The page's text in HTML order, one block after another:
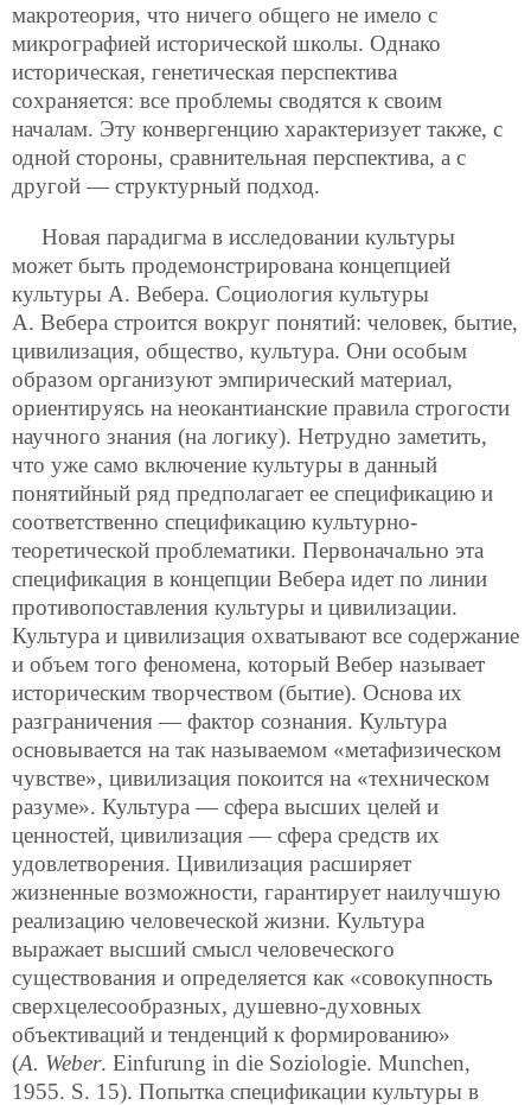
макротеория, что ничего общего не имело с
микрографией исторической школы. Однако
историческая, генетическая перспектива
сохраняется: все проблемы сводятся к своим
началам. Эту конвергенцию характеризует также, с
одной стороны, сравнительная перспектива, а с
другой — структурный подход.
Новая парадигма в исследовании культуры
может быть продемонстрирована концепцией
культуры А. Вебера. Социология культуры
А. Вебера строится вокруг понятий: человек, бытие,
цивилизация, общество, культура. Они особым
образом организуют эмпирический материал,
ориентируясь на неокантианские правила строгости
научного знания (на логику). Нетрудно заметить,
что уже само включение культуры в данный
понятийный ряд предполагает ее спецификацию и
соответственно спецификацию культурно-
теоретической проблематики. Первоначально эта
спецификация в концепции Вебера идет по линии
противопоставления культуры и цивилизации.
Культура и цивилизация охватывают все содержание
и объем того феномена, который Вебер называет
историческим творчеством (бытие). Основа их
разграничения — фактор сознания. Культура
основывается на так называемом «метафизическом
чувстве», цивилизация покоится на «техническом
разуме». Культура — сфера высших целей и
ценностей, цивилизация — сфера средств их
удовлетворения. Цивилизация расширяет
жизненные возможности, гарантирует наилучшую
реализацию человеческой жизни. Культура
выражает высший смысл человеческого
существования и определяется как «совокупность
сверхцелесообразных, душевно-духовных
объективаций и тенденций к формированию»
(A. Weber. Einfurung in die Soziologie. Munchen,
1955. S. 15). Попытка спецификации культуры в